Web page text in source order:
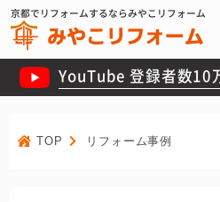
京都でリフォームするならみやこリフォーム
YouTube 登録者数10
TOP リフォーム事例